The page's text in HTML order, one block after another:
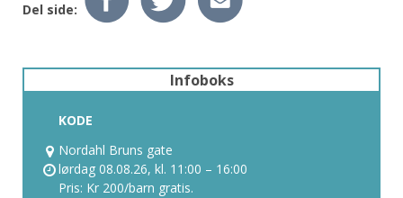
Del side:
Infoboks
KODE
Nordahl Bruns gate
lørdag 08.08.26, kl. 11:00 – 16:00
Pris: Kr 200/barn gratis.